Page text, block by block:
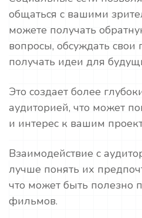
общаться с вашими
можете получать
вопросы, обсуждать
получать идеи для
Это создает более
аудиторией, что может
и интерес к вашим
Взаимодействие с
лучше понять их
что может быть полезно
фильмов.